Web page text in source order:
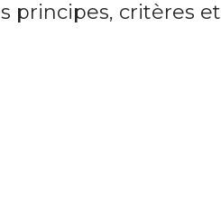
principes, critères et